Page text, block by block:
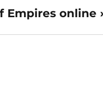
Empires online